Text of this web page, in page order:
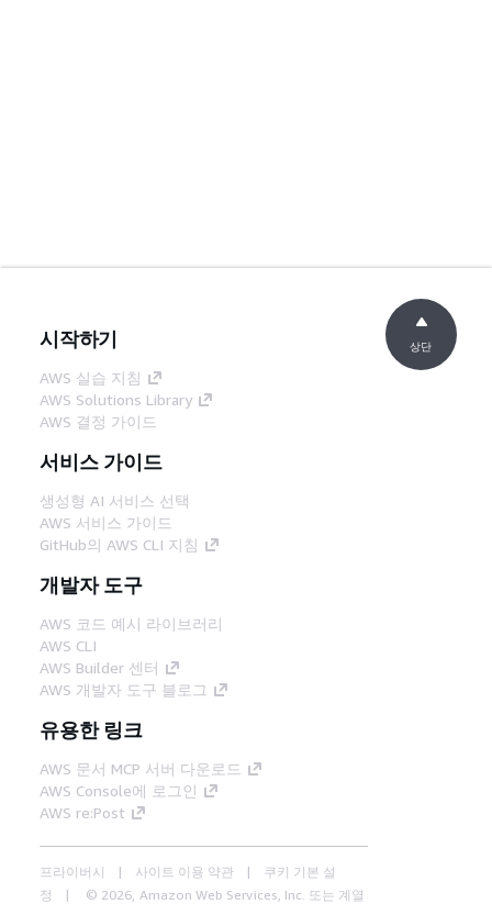
시작하기
AWS 실습 지침
AWS Solutions Library
AWS 결정 가이드
서비스 가이드
생성형 AI 서비스 선택
AWS 서비스 가이드
GitHub의 AWS CLI 지침
개발자 도구
AWS 코드 예시 라이브러리
AWS CLI
AWS Builder 센터
AWS 개발자 도구 블로그
유용한 링크
AWS 문서 MCP 서버 다운로드
AWS Console에 로그인
AWS re:Post
프라이버시 사이트 이용 약관
쿠키 기본 설
정
© 2026, Amazon Web Services, Inc. 또는 계열
상단